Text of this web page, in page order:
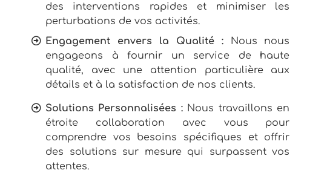
des interventions rapides et minimiser les
perturbations de vos activités.
Engagement envers la Qualité :Nous nous
engageons à fournir un service de haute
qualité, avec une attention particulière aux
détails et à la satisfaction de nos clients.
Solutions Personnalisées : Nous travaillons en
étroite collaboration avec vous pour
comprendre vos besoins spécifiques et offrir
des solutions sur mesure qui surpassent vos
attentes.